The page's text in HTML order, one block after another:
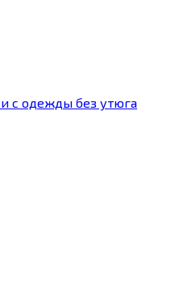
с одежды без утюга